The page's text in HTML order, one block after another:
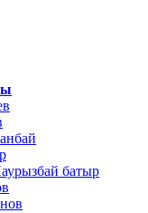
батыр